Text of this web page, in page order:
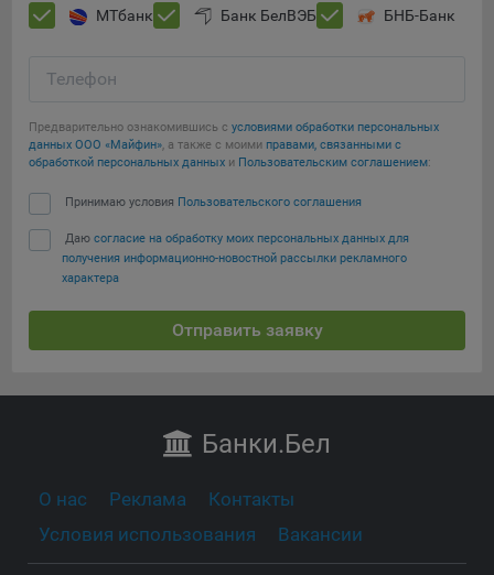
МТбанк Банк БелВЭБ БНБ-Банк
Телефон
Предварительно ознакомившись с условиями обработки персональных
данных ООО «Майфин», а также с моими правами, связанными с
обработкой персональных данных и Пользовательским соглашением:
Принимаю условия Пользовательского соглашения
Даю согласие на обработку моих персональных данных для
получения информационно-новостной рассылки рекламного
характера
Отправить заявку
Банки.Бел
О нас Реклама
Контакты
Условия использования
Вакансии